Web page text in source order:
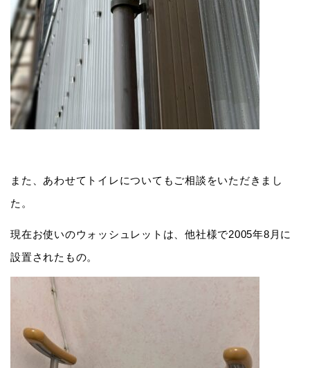
また、あわせてトイレについてもご相談をいただきまし
た。
現在お使いのウォッシュレットは、他社様で2005年8月に
設置されたもの。